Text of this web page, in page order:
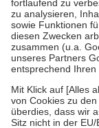
Diese Regeln
Bei Heilmitteln und
Zuzahlung zehn
Verordnung.
Um das
stärken und die
fallenkeine
• Kindern und
mit Ausnahme der